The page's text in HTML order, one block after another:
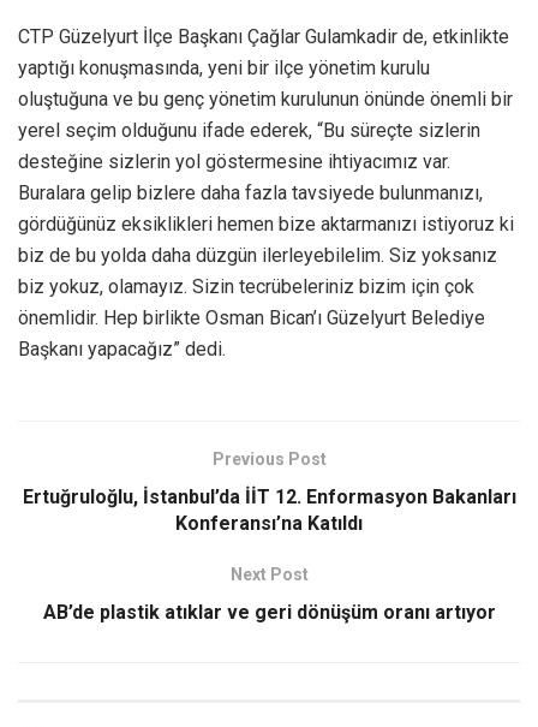
CTP Güzelyurt İlçe Başkanı Çağlar Gulamkadir de, etkinlikte
yaptığı konuşmasında, yeni bir ilçe yönetim kurulu
oluştuğuna ve bu genç yönetim kurulunun önünde önemli bir
yerel seçim olduğunu ifade ederek, “Bu süreçte sizlerin
desteğine sizlerin yol göstermesine ihtiyacımız var.
Buralara gelip bizlere daha fazla tavsiyede bulunmanızı,
gördüğünüz eksiklikleri hemen bize aktarmanızı istiyoruz ki
biz de bu yolda daha düzgün ilerleyebilelim. Siz yoksanız
biz yokuz, olamayız. Sizin tecrübeleriniz bizim için çok
önemlidir. Hep birlikte Osman Bican’ı Güzelyurt Belediye
Başkanı yapacağız” dedi.
Previous Post
Ertuğruloğlu, İstanbul’da İİT 12. Enformasyon Bakanları
Konferansı’na Katıldı
Next Post
AB’de plastik atıklar ve geri dönüşüm oranı artıyor